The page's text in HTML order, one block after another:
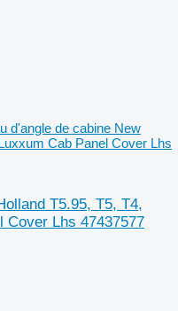
d'angle de cabine New
Cab Panel Cover Lhs
T5.95, T5, T4,
Cover Lhs 47437577